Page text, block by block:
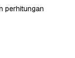
perhitungan